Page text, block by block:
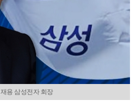
용 삼성전자 회장